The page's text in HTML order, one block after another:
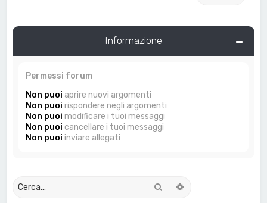
Informazione
Permessi forum
Non puoi aprire nuovi argomenti
Non puoi rispondere negli argomenti
Non puoi modificare i tuoi messaggi
Non puoi cancellare i tuoi messaggi
Non puoi inviare allegati
Cerca